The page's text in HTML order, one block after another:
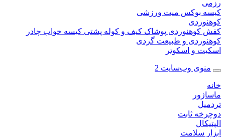
بوکسمیت ورزشی
کوهنوردیپوشاککیف و کوله پشتیکیسه خوابچادر
و طبیعت گردی
و اسکوتر
وب‌سایت 2
ثابت
سلامت